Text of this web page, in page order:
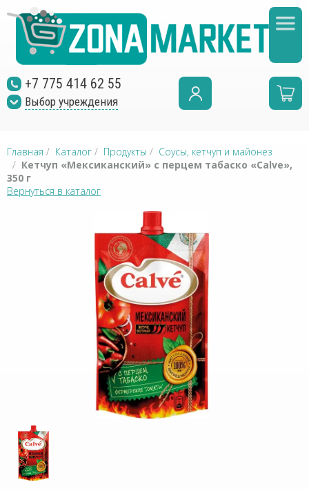
+7 775 414 62 55
Выбор учреждения
Главная / Каталог / Продукты / Соусы, кетчуп и майонез
/ Кетчуп «Мексиканский» с перцем табаско «Calve»,
350 г
Вернуться в каталог